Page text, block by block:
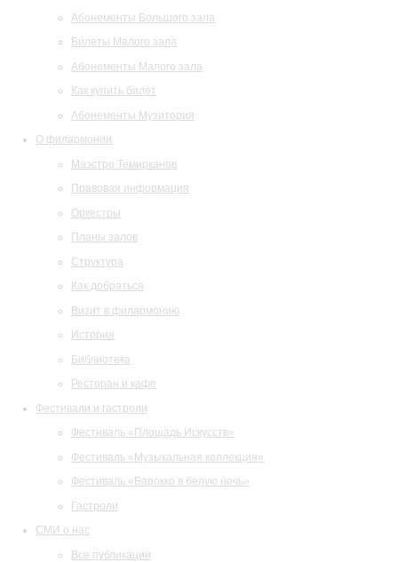
Абонементы Большого зала
Билеты Малого зала
Абонементы Малого зала
Как купить билет
Абонементы Музитория
О филармонии
Маэстро Темирканов
Правовая информация
Оркестры
Планы залов
Структура
Как добраться
Визит в филармонию
История
Библиотека
Ресторан и кафе
Фестивали и гастроли
Фестиваль «Площадь Искусств»
Фестиваль «Музыкальная коллекция»
Фестиваль «Барокко в белую ночь»
Гастроли
СМИ о нас
Все публикации